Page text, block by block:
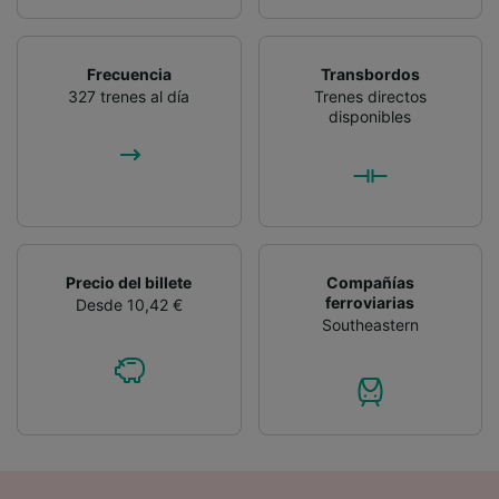
Frecuencia
327 trenes al día
Transbordos
Trenes directos
disponibles
Precio del billete
Desde 10,42 €
Compañías
ferroviarias
Southeastern